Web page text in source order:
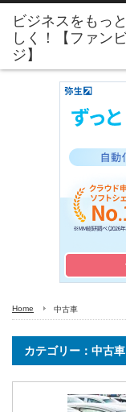
Home 中古車
カテゴリー：中古車